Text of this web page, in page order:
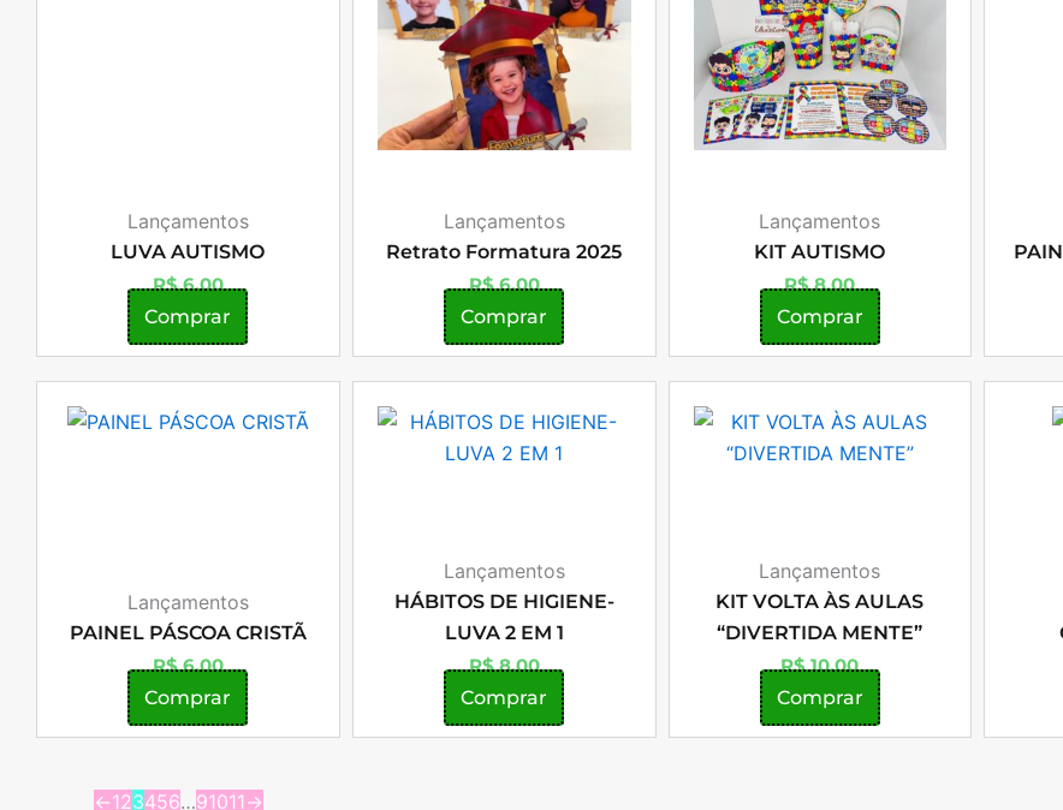
Lançamentos
LUVA AUTISMO
R$6,00
Comprar
Lançamentos
Retrato Formatura 2025
R$6,00
Comprar
Lançamentos
KIT AUTISMO
R$8,00
Comprar
Lançamentos
PAINEL PÁSCOA CRISTÃ
R$6,00
Comprar
Lançamentos
HÁBITOS DE HIGIENE-
LUVA 2 EM 1
R$8,00
Comprar
Lançamentos
KIT VOLTA ÀS AULAS
“DIVERTIDA MENTE”
R$10,00
Comprar
←123456…91011 →